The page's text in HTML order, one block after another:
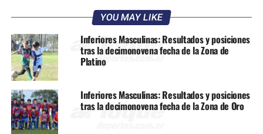
YOU MAY LIKE
Inferiores Masculinas: Resultados y posiciones
tras la decimonovena fecha de la Zona de
Platino
Inferiores Masculinas: Resultados y posiciones
tras la decimonovena fecha de la Zona de Oro